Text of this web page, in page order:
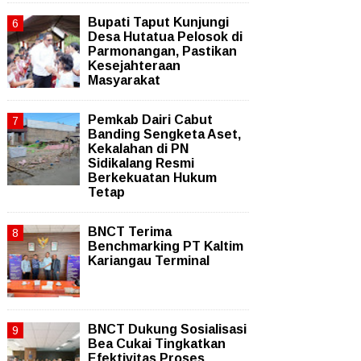
Bupati Taput Kunjungi
Desa Hutatua Pelosok di
Parmonangan, Pastikan
Kesejahteraan
Masyarakat
Pemkab Dairi Cabut
Banding Sengketa Aset,
Kekalahan di PN
Sidikalang Resmi
Berkekuatan Hukum
Tetap
BNCT Terima
Benchmarking PT Kaltim
Kariangau Terminal
BNCT Dukung Sosialisasi
Bea Cukai Tingkatkan
Efektivitas Proses